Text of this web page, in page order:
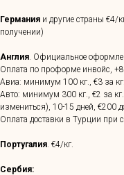
Германия и другие страны €4/
получении)
Англия. Официальное
Оплата по проформе инвойс,
Авиа: минимум 100 кг., €3 за
Авто: минимум 300 кг., €2 за
измениться), 10-15 дней, €200
Оплата доставки в Турции при
Португалия. €4/кг.
Сербия: